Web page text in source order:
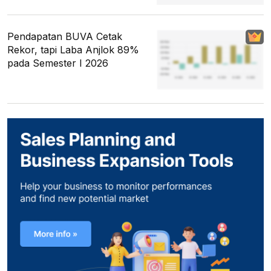
Pendapatan BUVA Cetak
Rekor, tapi Laba Anjlok 89%
pada Semester I 2026